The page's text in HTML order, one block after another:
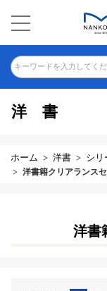
キーワードを入力してく
洋書
ホーム 洋書 シリ
洋書籍クリアランス
洋書